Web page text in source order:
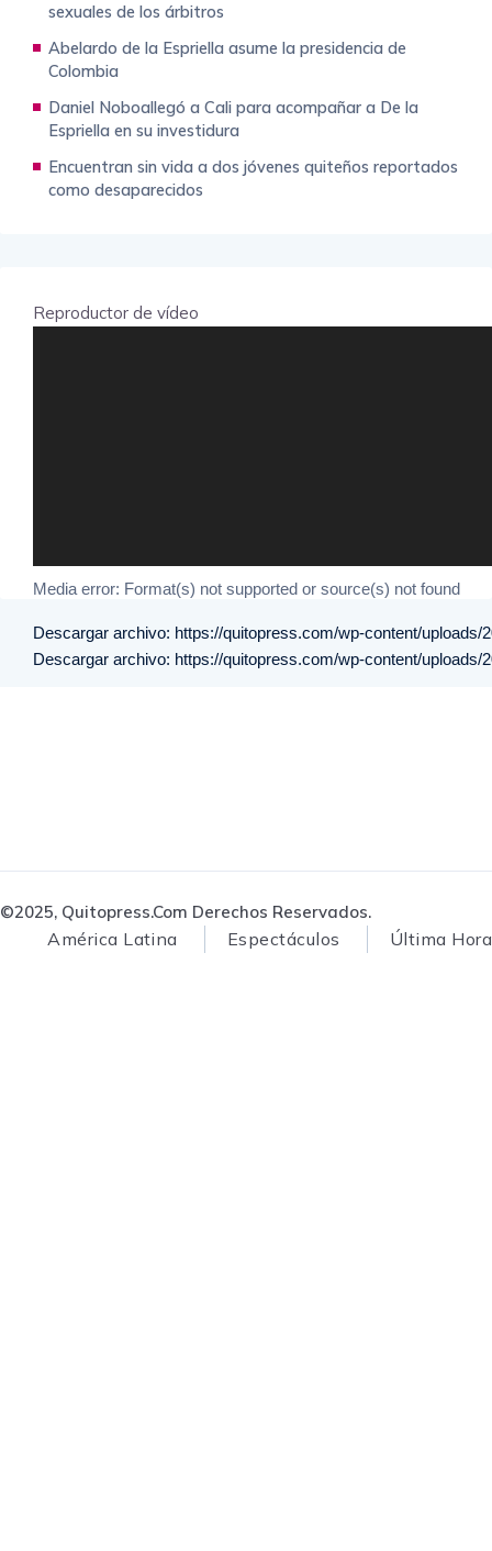
sexuales de los árbitros
Abelardo de la Espriella asume la presidencia de
Colombia
Daniel Noboallegó a Cali para acompañar a De la
Espriella en su investidura
Encuentran sin vida a dos jóvenes quiteños reportados
como desaparecidos
Reproductor de vídeo
Media error: Format(s) not supported or source(s) not found
Descargar archivo: https://quitopress.com/wp-content/uploads/
Descargar archivo: https://quitopress.com/wp-content/uploads/
©2025, Quitopress.com Derechos Reservados.
América Latina Espectáculos Última Hora